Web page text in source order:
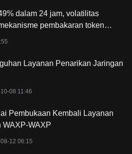
dalam 24 jam, volatilitas
pembakaran token
Layanan Penarikan Jaringan
08 11:46
Pembukaan Kembali Layanan
WAXP-WAXP
12 06:15